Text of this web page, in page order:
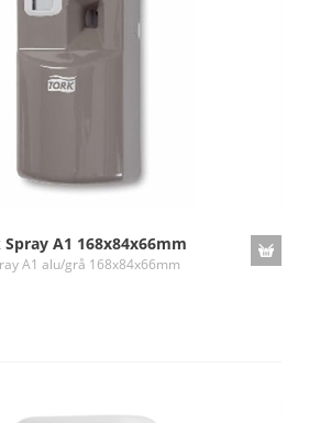
A1 168x84x66mm
A1 alu/grå 168x84x66mm